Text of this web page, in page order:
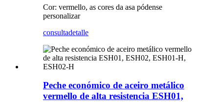
Cor: vermello, as cores da asa pódense
personalizar
consultadetalle
Peche económico de aceiro metálico
vermello de alta resistencia ESH01,